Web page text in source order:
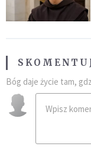
Bóg daje życie tam,